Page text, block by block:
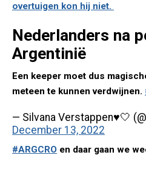
overtuigen kon hij niet.
Nederlanders na
Argentinië
Een keeper moet dus
meteen te kunnen verdwijnen.
— Silvana Verstappen♥️🤍
December 13, 2022
#ARGCRO en daar gaan we